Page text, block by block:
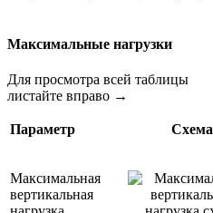
Максимальные нагрузки
Для просмотра всей таблицы
листайте вправо →
Параметр Схема
Максимальная
вертикальная